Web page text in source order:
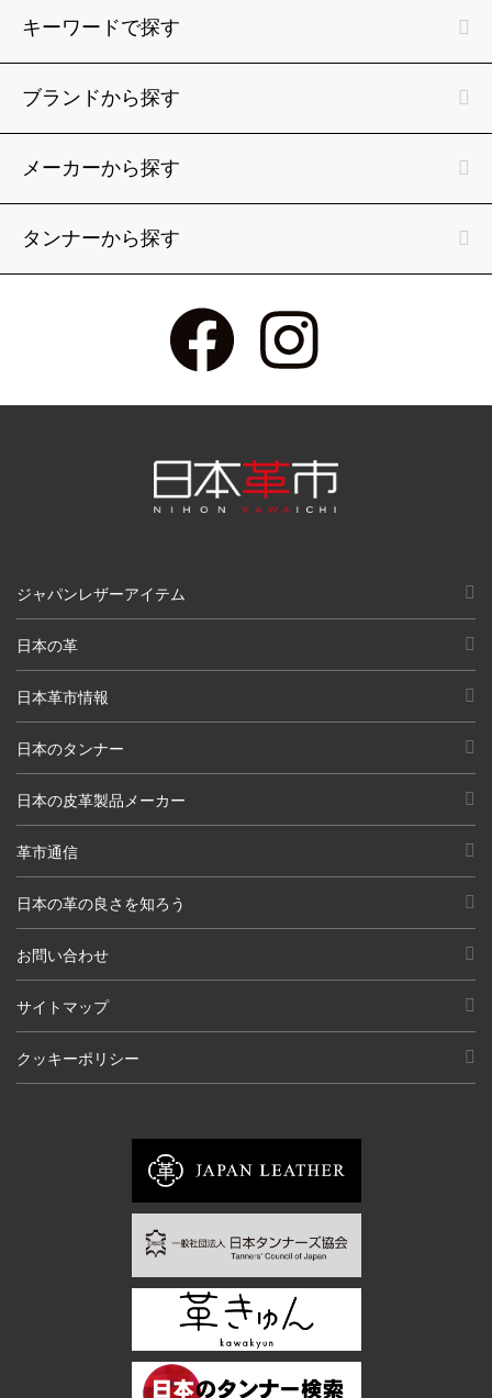
キーワードで探す
ブランドから探す
メーカーから探す
タンナーから探す
ジャパンレザーアイテム
日本の革
日本革市情報
日本のタンナー
日本の皮革製品メーカー
革市通信
日本の革の良さを知ろう
お問い合わせ
サイトマップ
クッキーポリシー